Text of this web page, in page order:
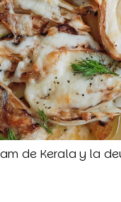
de Kerala y la